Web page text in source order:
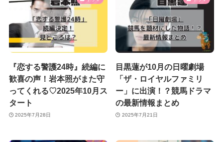
『恋する警護24時』続編に
歓喜の声！岩本照がまた守
ってくれる♡2025年10月ス
タート
2025年7月28日
目黒蓮が10月の日曜劇場
「ザ・ロイヤルファミリ
ー」に出演！？競馬ドラマ
の最新情報まとめ
2025年7月21日